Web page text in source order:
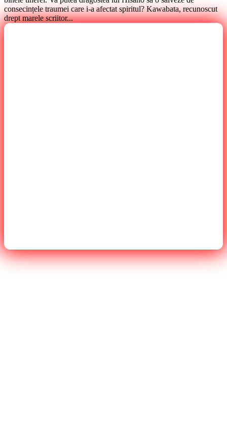
consecințele traumei care i-a afectat spiritul? Kawabata, recunoscut
drept marele scriitor...